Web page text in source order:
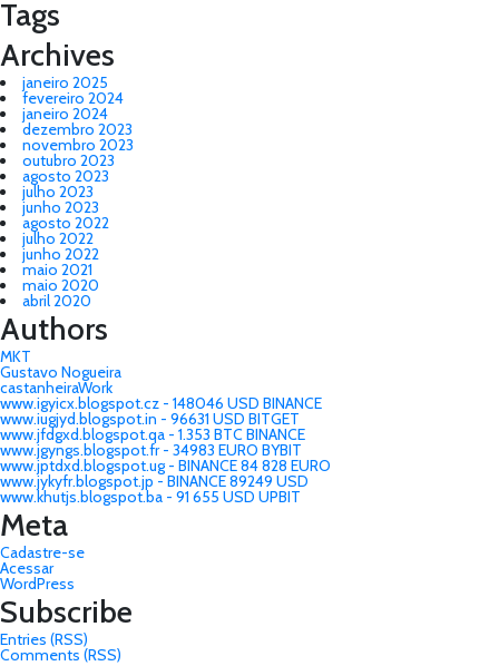
Tags
Archives
janeiro 2025
fevereiro 2024
janeiro 2024
dezembro 2023
novembro 2023
outubro 2023
agosto 2023
julho 2023
junho 2023
agosto 2022
julho 2022
junho 2022
maio 2021
maio 2020
abril 2020
Authors
MKT
Gustavo Nogueira
castanheiraWork
www.igyicx.blogspot.cz - 148046 USD BINANCE
www.iugjyd.blogspot.in - 96631 USD BITGET
www.jfdgxd.blogspot.qa - 1.353 BTC BINANCE
www.jgyngs.blogspot.fr - 34983 EURO BYBIT
www.jptdxd.blogspot.ug - BINANCE 84 828 EURO
www.jykyfr.blogspot.jp - BINANCE 89249 USD
www.khutjs.blogspot.ba - 91 655 USD UPBIT
Meta
Cadastre-se
Acessar
WordPress
Subscribe
Entries (RSS)
Comments (RSS)